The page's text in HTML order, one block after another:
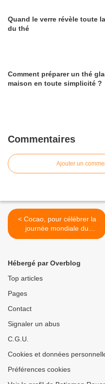
Quand le verre révèle toute
du thé
Comment préparer un thé
maison en toute simplicité ?
Commentaires
Ajouter un
< Cocao, pour célébrer la
journée mondiale du
chocolat et du cacao !
Hébergé par Overblog
Top articles
Pages
Contact
Signaler un abus
C.G.U.
Cookies et données
Préférences cookies